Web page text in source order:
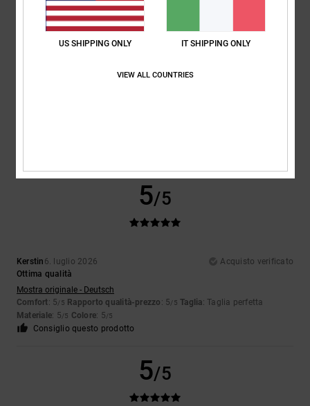
5.0
Troppo grande
5/5
Kerstin 6. luglio 2026
Acquisto verificato
Ottima qualità
Mostra originale - Deutsch
Comfort: 5/5 Rapporto qualità-prezzo : 5/5 Taglia: Taglia perfetta
Materiale: 5/5 Colore: 5/5
Consiglio questo prodotto
5/5
US SHIPPING ONLY IT SHIPPING ONLY
VIEW ALL COUNTRIES